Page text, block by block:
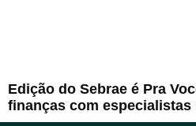
Edição do Sebrae é Pra
finanças com especialistas